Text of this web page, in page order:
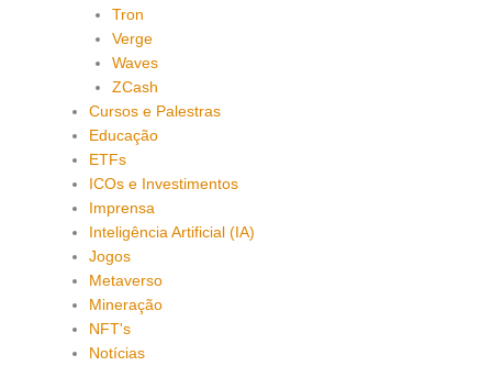
Tron
Verge
Waves
ZCash
Cursos e Palestras
Educação
ETFs
ICOs e Investimentos
Imprensa
Inteligência Artificial (IA)
Jogos
Metaverso
Mineração
NFT's
Notícias